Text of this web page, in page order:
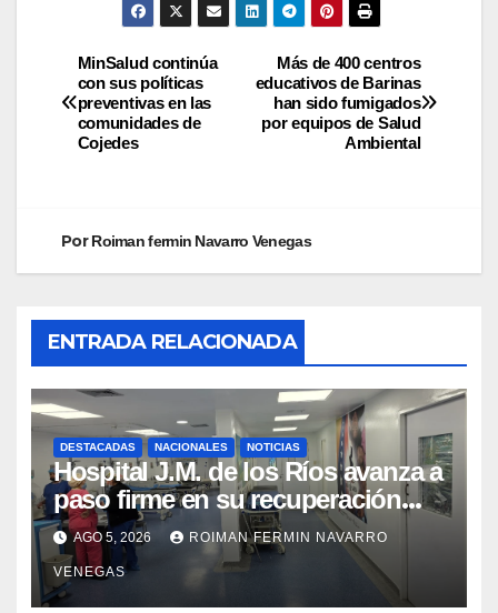
Más de 400 centros
educativos de Barinas
han sido fumigados
por equipos de Salud
Ambiental
MinSalud continúa
con sus políticas
preventivas en las
comunidades de
Cojedes
PorRoiman fermin Navarro Venegas
ENTRADA RELACIONADA
DESTACADAS NACIONALES NOTICIAS
Hospital J.M. de los Ríos avanza a
paso firme en su recuperación
tras los recientes eventos
sísmicos
AGO 5, 2026 ROIMAN FERMIN NAVARRO
VENEGAS